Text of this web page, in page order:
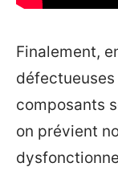
Finalement,
défectueuses
composants
on prévient